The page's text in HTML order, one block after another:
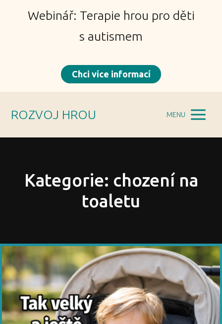
Webinář: Terapie hrou pro děti
s autismem
Chci více informací
ROZVOJ HROU MENU
Kategorie: chození na
toaletu